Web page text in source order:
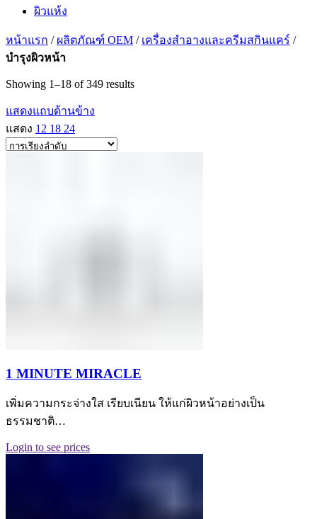
ผิวแห้ง
หน้าแรก / ผลิตภัณฑ์ OEM / เครื่องสำอางและครีมสกินแคร์ /
บำรุงผิวหน้า
Showing 1–18 of 349 results
แสดงแถบด้านข้าง
แสดง 12 18 24
1 MINUTE MIRACLE
เพิ่มความกระจ่างใส เรียบเนียน ให้แก่ผิวหน้าอย่างเป็น
ธรรมชาติ…
Login to see prices